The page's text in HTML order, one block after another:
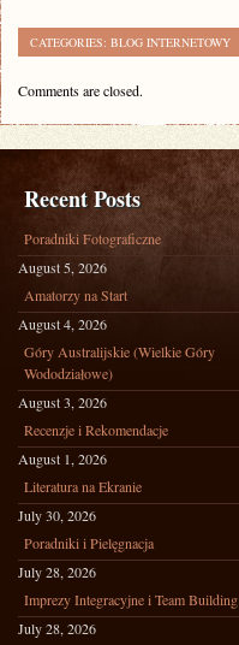
CATEGORIES: BLOG INTERNETOWY
Comments are closed.
Recent Posts
Poradniki Fotograficzne
August 5, 2026
Amatorzy na Start
August 4, 2026
Góry Australijskie (Wielkie Góry
Wododziałowe)
August 3, 2026
Recenzje i Rekomendacje
August 1, 2026
Literatura na Ekranie
July 30, 2026
Poradniki i Pielęgnacja
July 28, 2026
Imprezy Integracyjne i Team Building
July 28, 2026